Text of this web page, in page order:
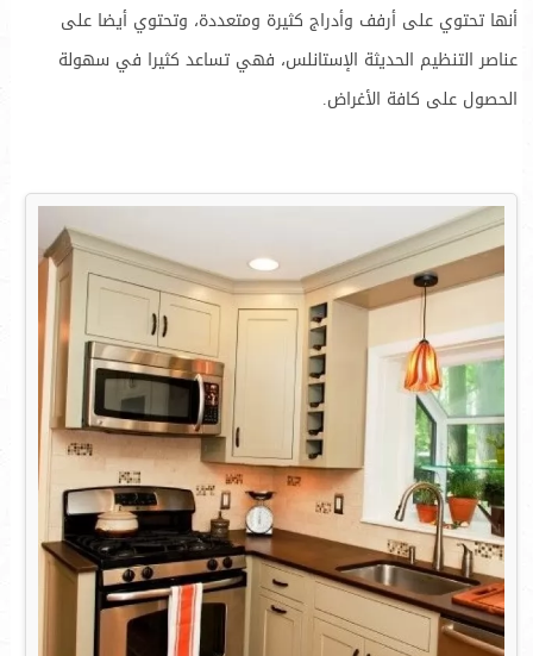
أنها تحتوي على أرفف وأدراج كثيرة ومتعددة، وتحتوي أيضا على
عناصر التنظيم الحديثة الإستانلس، فهي تساعد كثيرا في سهولة
الحصول على كافة الأغراض.